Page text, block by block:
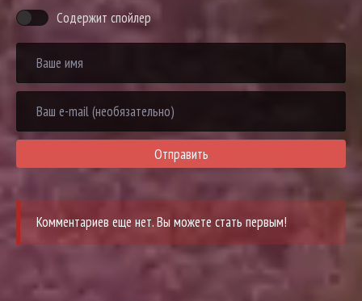
Содержит спойлер
Отправить
Комментариев еще нет. Вы можете стать первым!